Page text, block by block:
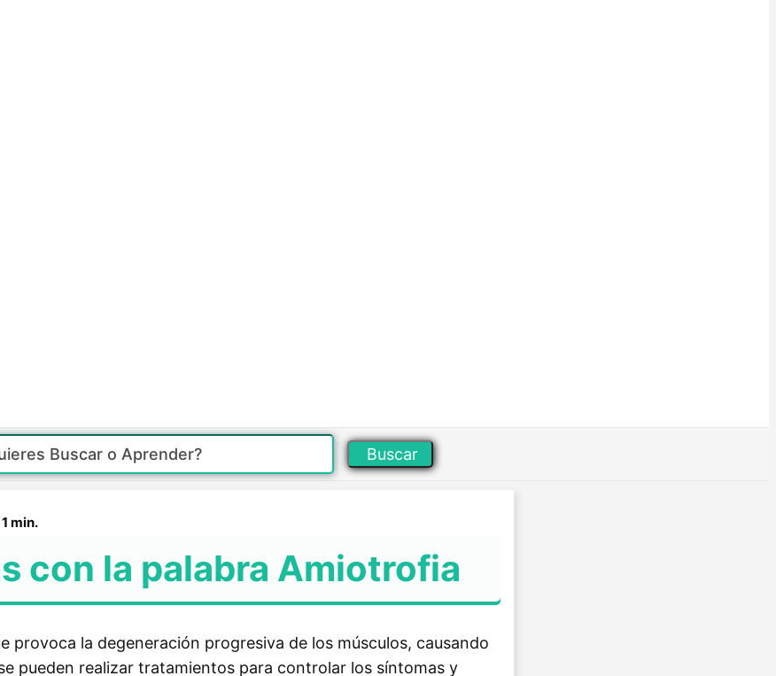
Buscar
1 min.
con la palabra Amiotrofia
provoca la degeneración progresiva de los músculos, causando
pueden realizar tratamientos para controlar los síntomas y